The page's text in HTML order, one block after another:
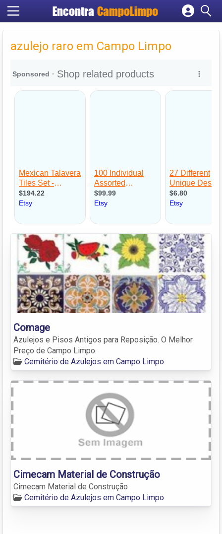
Encontra CampoLimpo
Cadastrar empresa
Criar conta
azulejo raro em Campo Limpo
Comage
Azulejos e Pisos Antigos para Reposição. O Melhor
Preço de Campo Limpo.
Cemitério de Azulejos em Campo Limpo
Cimecam Material de Construção
Cimecam Material de Construção
Cemitério de Azulejos em Campo Limpo